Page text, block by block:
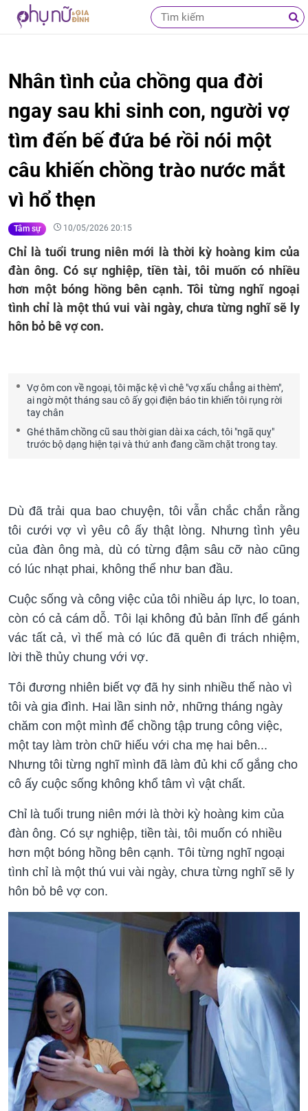
Nhân tình của chồng qua đời
ngay sau khi sinh con, người vợ
tìm đến bế đứa bé rồi nói một
câu khiến chồng trào nước mắt
vì hổ thẹn
Tâm sự 10/05/2026 20:15
Chỉ là tuổi trung niên mới là thời kỳ hoàng kim của
đàn ông. Có sự nghiệp, tiền tài, tôi muốn có nhiều
hơn một bóng hồng bên cạnh. Tôi từng nghĩ ngoại
tình chỉ là một thú vui vài ngày, chưa từng nghĩ sẽ ly
hôn bỏ bê vợ con.
Vợ ôm con về ngoại, tôi mặc kệ vì chê "vợ xấu chẳng ai thèm",
ai ngờ một tháng sau cô ấy gọi điện báo tin khiến tôi rụng rời
tay chân
Ghé thăm chồng cũ sau thời gian dài xa cách, tôi "ngã quỵ"
trước bộ dạng hiện tại và thứ anh đang cầm chặt trong tay.
Dù đã trải qua bao chuyện, tôi vẫn chắc chắn rằng
tôi cưới vợ vì yêu cô ấy thật lòng. Nhưng tình yêu
của đàn ông mà, dù có từng đậm sâu cỡ nào cũng
có lúc nhạt phai, không thể như ban đầu.
Cuộc sống và công việc của tôi nhiều áp lực, lo toan,
còn có cả cám dỗ. Tôi lại không đủ bản lĩnh để gánh
vác tất cả, vì thế mà có lúc đã quên đi trách nhiệm,
lời thề thủy chung với vợ.
Tôi đương nhiên biết vợ đã hy sinh nhiều thế nào vì
tôi và gia đình. Hai lần sinh nở, những tháng ngày
chăm con một mình để chồng tập trung công việc,
một tay làm tròn chữ hiếu với cha mẹ hai bên...
Nhưng tôi từng nghĩ mình đã làm đủ khi cố gắng cho
cô ấy cuộc sống không khổ tâm vì vật chất.
Chỉ là tuổi trung niên mới là thời kỳ hoàng kim của
đàn ông. Có sự nghiệp, tiền tài, tôi muốn có nhiều
hơn một bóng hồng bên cạnh. Tôi từng nghĩ ngoại
tình chỉ là một thú vui vài ngày, chưa từng nghĩ sẽ ly
hôn bỏ bê vợ con.